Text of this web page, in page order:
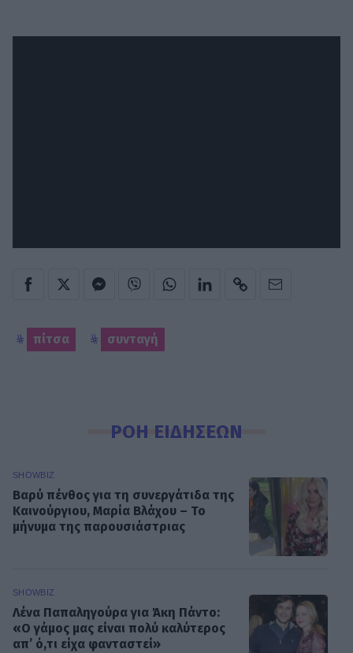
πίτσα συνταγή
ΡΟΗ ΕΙΔΗΣΕΩΝ
SHOWBIZ
Βαρύ πένθος για τη συνεργάτιδα της
Καινούργιου, Μαρία Βλάχου – Το
μήνυμα της παρουσιάστριας
SHOWBIZ
Λένα Παπαληγούρα για Άκη Πάντο:
«Ο γάμος μας είναι πολύ καλύτερος
απ’ ό,τι είχα φανταστεί»